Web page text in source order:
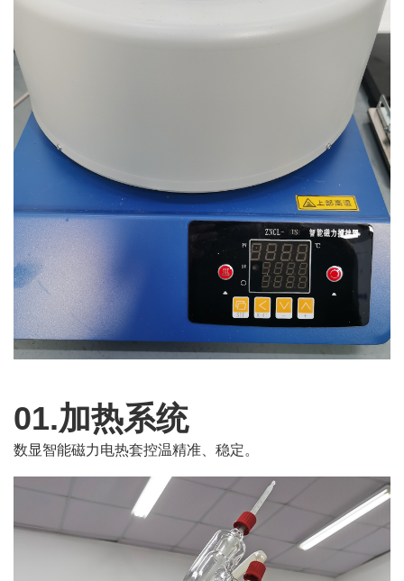
01.加热系统
数显智能磁力电热套控温精准、稳定。